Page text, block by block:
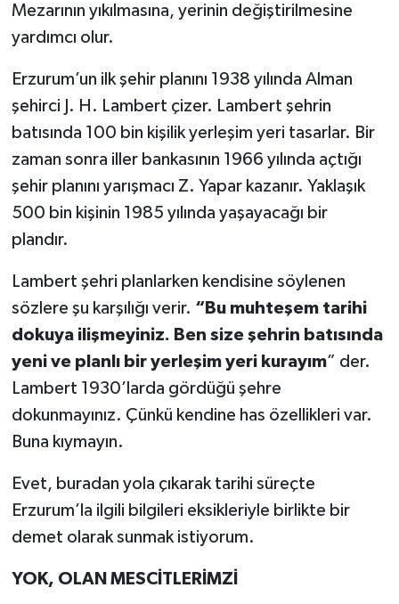
Mezarının yıkılmasına, yerinin değiştirilmesine
yardımcı olur.
Erzurum’un ilk şehir planını 1938 yılında Alman
şehirci J. H. Lambert çizer. Lambert şehrin
batısında 100 bin kişilik yerleşim yeri tasarlar. Bir
zaman sonra iller bankasının 1966 yılında açtığı
şehir planını yarışmacı Z. Yapar kazanır. Yaklaşık
500 bin kişinin 1985 yılında yaşayacağı bir
plandır.
Lambert şehri planlarken kendisine söylenen
sözlere şu karşılığı verir. “Bu muhteşem tarihi
dokuya ilişmeyiniz. Ben size şehrin batısında
yeni ve planlı bir yerleşim yeri kurayım” der.
Lambert 1930’larda gördüğü şehre
dokunmayınız. Çünkü kendine has özellikleri var.
Buna kıymayın.
Evet, buradan yola çıkarak tarihi süreçte
Erzurum’la ilgili bilgileri eksikleriyle birlikte bir
demet olarak sunmak istiyorum.
YOK, OLAN MESCİTLERİMZİ